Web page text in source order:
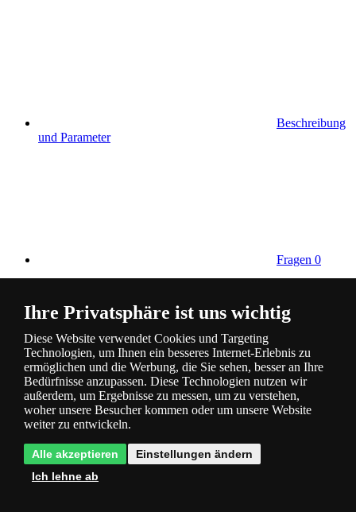
Beschreibung
und Parameter
Fragen 0
Bewertung
Ihre Privatsphäre ist uns wichtig
Diese Website verwendet Cookies und Targeting
Technologien, um Ihnen ein besseres Internet-Erlebnis zu
ermöglichen und die Werbung, die Sie sehen, besser an Ihre
Bedürfnisse anzupassen. Diese Technologien nutzen wir
außerdem, um Ergebnisse zu messen, um zu verstehen,
woher unsere Besucher kommen oder um unsere Website
weiter zu entwickeln.
Alle akzeptieren
Einstellungen ändern
Ich lehne ab